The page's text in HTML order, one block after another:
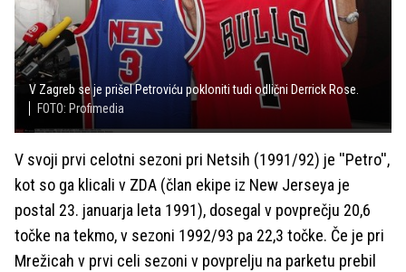
V Zagreb se je prišel Petroviću pokloniti tudi odlični Derrick Rose.
FOTO: Profimedia
V svoji prvi celotni sezoni pri Netsih (1991/92) je ''Petro'',
kot so ga klicali v ZDA (član ekipe iz New Jerseya je
postal 23. januarja leta 1991), dosegal v povprečju 20,6
točke na tekmo, v sezoni 1992/93 pa 22,3 točke. Če je pri
Mrežicah v prvi celi sezoni v povprelju na parketu prebil